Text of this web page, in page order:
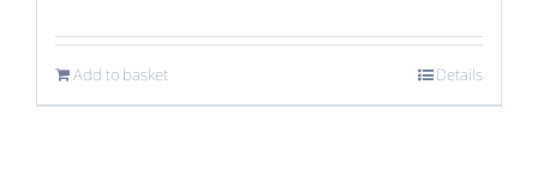
Add to basket Details